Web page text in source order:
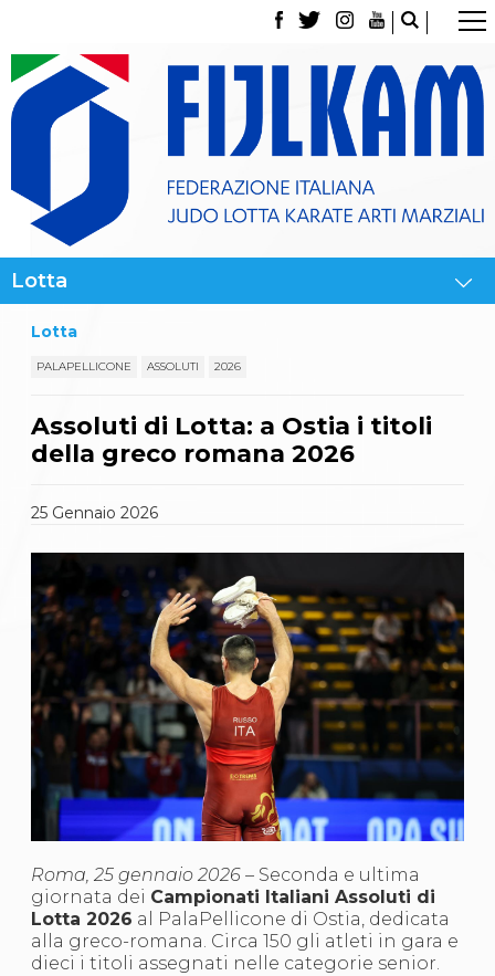
La Federazione
Tesseramento
Contatti
Norme e modulistica Affiliazioni e Tesseramenti
Classifica Società Sportive con più di 100 atleti
tesserati
Giustizia Sportiva
Partners
La disciplina
News
La disciplina
News
Gare e Risultati
Attività Didattica
Albi Federali
Karate
La disciplina
News
Gare e Risultati
Attività Didattica
Albi Federali
Arti marziali
Ju Jitsu
Sumo
Capoeira
Grappling
BJJ
Lotta
PALAPELLICONE ASSOLUTI 2026
Assoluti di Lotta: a Ostia i titoli
della greco romana 2026
25 Gennaio2026
Roma, 25 gennaio 2026 – Seconda e ultima
giornata dei Campionati Italiani Assoluti di
Lotta 2026 al PalaPellicone di Ostia, dedicata
alla greco-romana. Circa 150 gli atleti in gara e
dieci i titoli assegnati nelle categorie senior.